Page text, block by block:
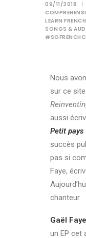
09/11/2018 |
LEARN
SONGS &
Nous
sur ce
aussi
Petit pays
succès
pas si
Faye,
chanteur.
Gaël Faye
un EP cet